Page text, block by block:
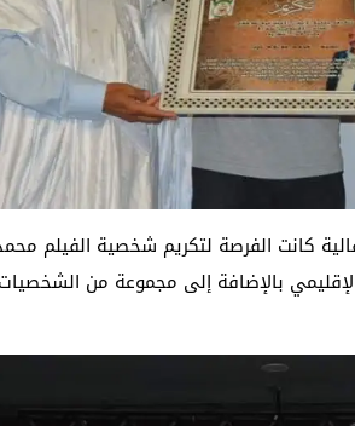
كانت الفرصة لتكريم شخصية الفيلم
بالإضافة إلى مجموعة من